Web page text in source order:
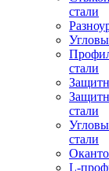
стали
стали
стали
стали
L-